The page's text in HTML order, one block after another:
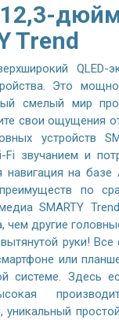
Trend
QLED-
Это
смелый мир
свои ощущения
устройств
Fi звучанием и
навигация на
по
SMARTY
чем другие
руки!
или
системе. Здесь
уникальный